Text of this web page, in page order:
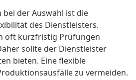
der Auswahl ist die
des Dienstleisters.
oft kurzfristig Prüfungen
sollte der Dienstleister
bieten. Eine flexible
zu vermeiden.